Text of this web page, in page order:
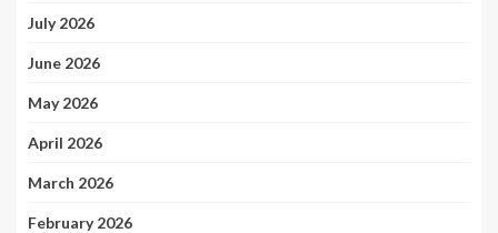
July 2026
June 2026
May 2026
April 2026
March 2026
February 2026